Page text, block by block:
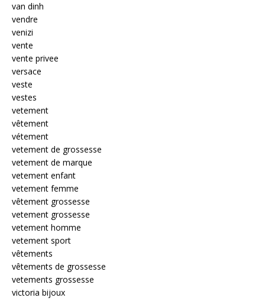
van dinh
vendre
venizi
vente
vente privee
versace
veste
vestes
vetement
vêtement
vétement
vetement de grossesse
vetement de marque
vetement enfant
vetement femme
vêtement grossesse
vetement grossesse
vetement homme
vetement sport
vêtements
vêtements de grossesse
vetements grossesse
victoria bijoux